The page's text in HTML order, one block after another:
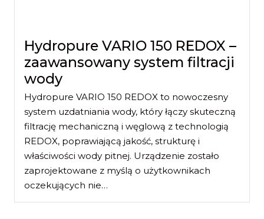
Hydropure VARIO 150 REDOX –
zaawansowany system filtracji
wody
Hydropure VARIO 150 REDOX to nowoczesny
system uzdatniania wody, który łączy skuteczną
filtrację mechaniczną i węglową z technologią
REDOX, poprawiającą jakość, strukturę i
właściwości wody pitnej. Urządzenie zostało
zaprojektowane z myślą o użytkownikach
oczekujących nie…